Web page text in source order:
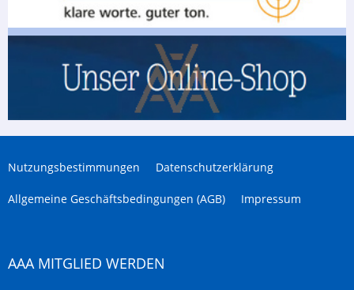
Nutzungsbestimmungen Datenschutzerklärung
Allgemeine Geschäftsbedingungen (AGB) Impressum
AAA MITGLIED WERDEN